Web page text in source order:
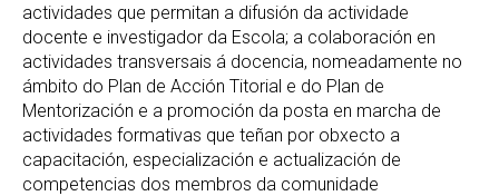
actividades que permitan a difusión da actividade
docente e investigador da Escola; a colaboración en
actividades transversais á docencia, nomeadamente no
ámbito do Plan de Acción Titorial e do Plan de
Mentorización e a promoción da posta en marcha de
actividades formativas que teñan por obxecto a
capacitación, especialización e actualización de
competencias dos membros da comunidade